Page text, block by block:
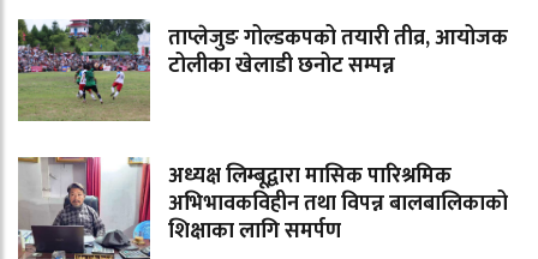
ताप्लेजुङ गोल्डकपको तयारी तीव्र, आयोजक
टोलीका खेलाडी छनोट सम्पन्न
अध्यक्ष लिम्बूद्वारा मासिक पारिश्रमिक
अभिभावकविहीन तथा विपन्न बालबालिकाको
शिक्षाका लागि समर्पण